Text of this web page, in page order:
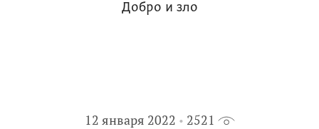
Добро и зло
12 января 2022 2521